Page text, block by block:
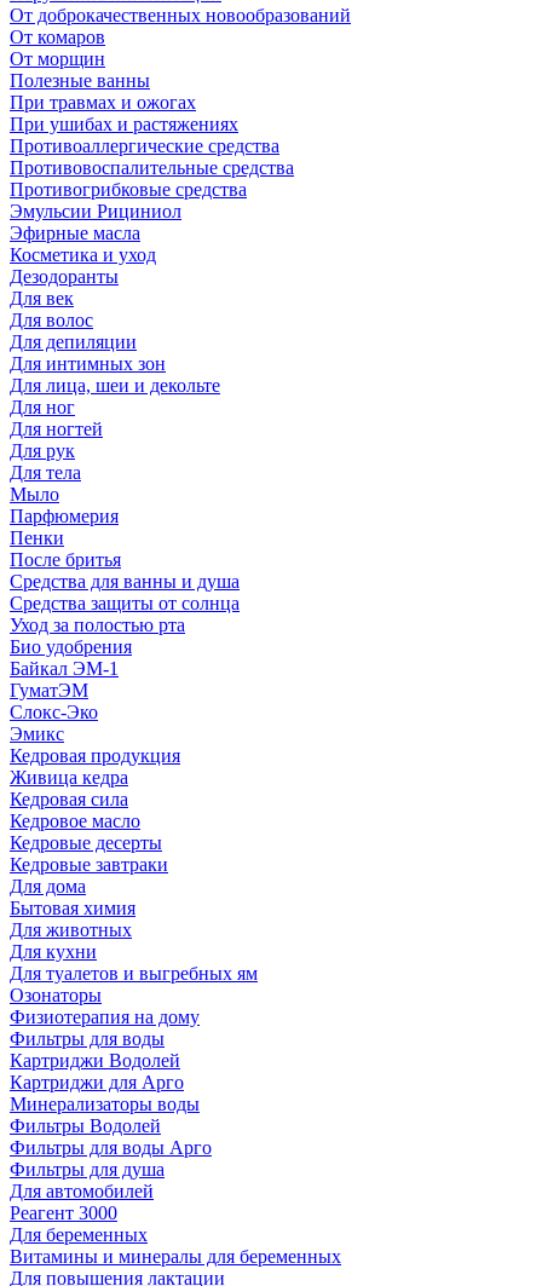
От доброкачественных новообразований
От комаров
От морщин
Полезные ванны
При травмах и ожогах
При ушибах и растяжениях
Противоаллергические средства
Противовоспалительные средства
Противогрибковые средства
Эмульсии Рициниол
Эфирные масла
Косметика и уход
Дезодоранты
Для век
Для волос
Для депиляции
Для интимных зон
Для лица, шеи и декольте
Для ног
Для ногтей
Для рук
Для тела
Мыло
Парфюмерия
Пенки
После бритья
Средства для ванны и душа
Средства защиты от солнца
Уход за полостью рта
Био удобрения
Байкал ЭМ-1
ГуматЭМ
Слокс-Эко
Эмикс
Кедровая продукция
Живица кедра
Кедровая сила
Кедровое масло
Кедровые десерты
Кедровые завтраки
Для дома
Бытовая химия
Для животных
Для кухни
Для туалетов и выгребных ям
Озонаторы
Физиотерапия на дому
Фильтры для воды
Картриджи Водолей
Картриджи для Арго
Минерализаторы воды
Фильтры Водолей
Фильтры для воды Арго
Фильтры для душа
Для автомобилей
Реагент 3000
Для беременных
Витамины и минералы для беременных
Для повышения лактации